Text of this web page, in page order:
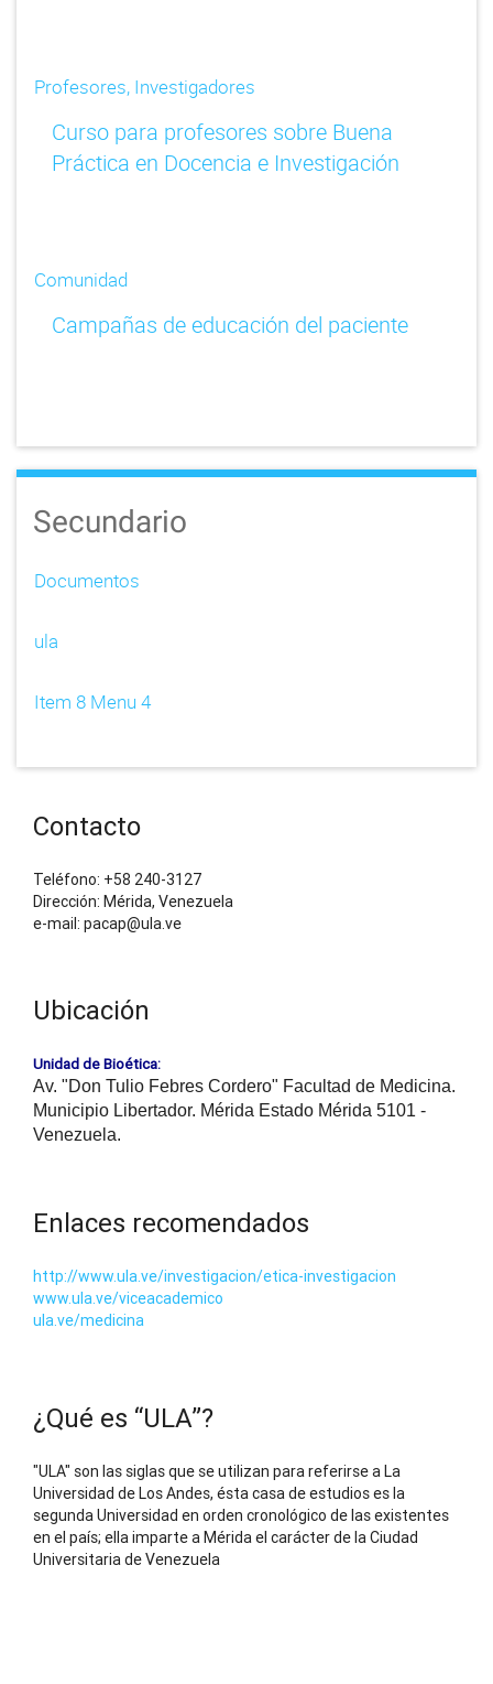
Profesores, Investigadores
Curso para profesores sobre Buena
Práctica en Docencia e Investigación
Comunidad
Campañas de educación del paciente
Secundario
Documentos
ula
Item 8 Menu 4
Contacto
Teléfono: +58 240-3127
Dirección: Mérida, Venezuela
e-mail: pacap@ula.ve
Ubicación
Unidad de Bioética:
Av. "Don Tulio Febres Cordero" Facultad de Medicina.
Municipio Libertador. Mérida Estado Mérida 5101 -
Venezuela.
Enlaces recomendados
http://www.ula.ve/investigacion/etica-investigacion
www.ula.ve/viceacademico
ula.ve/medicina
¿Qué es “ULA”?
"ULA" son las siglas que se utilizan para referirse a La
Universidad de Los Andes, ésta casa de estudios es la
segunda Universidad en orden cronológico de las existentes
en el país; ella imparte a Mérida el carácter de la Ciudad
Universitaria de Venezuela